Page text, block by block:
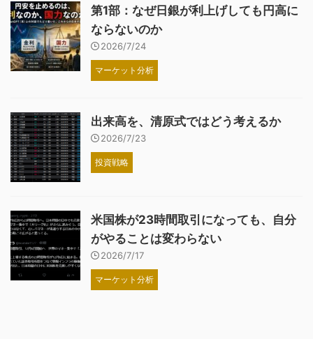
第1部：なぜ日銀が利上げしても円高に
ならないのか
2026/7/24
マーケット分析
出来高を、清原式ではどう考えるか
2026/7/23
投資戦略
米国株が23時間取引になっても、自分
がやることは変わらない
2026/7/17
マーケット分析